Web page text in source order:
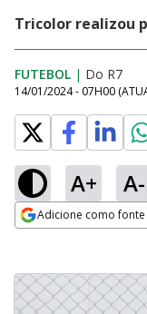
Tricolor realizou
FUTEBOL | Do R7
14/01/2024 - 07H00
A+ A-
Adicione como